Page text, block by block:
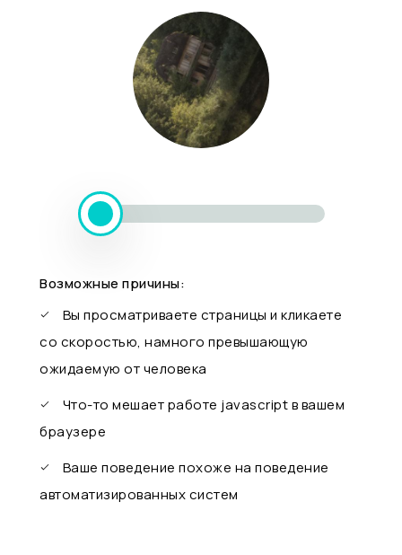
Возможные причины:
Вы просматриваете страницы и кликаете
со скоростью, намного превышающую
ожидаемую от человека
Что-то мешает работе javascript в вашем
браузере
Ваше поведение похоже на поведение
автоматизированных систем